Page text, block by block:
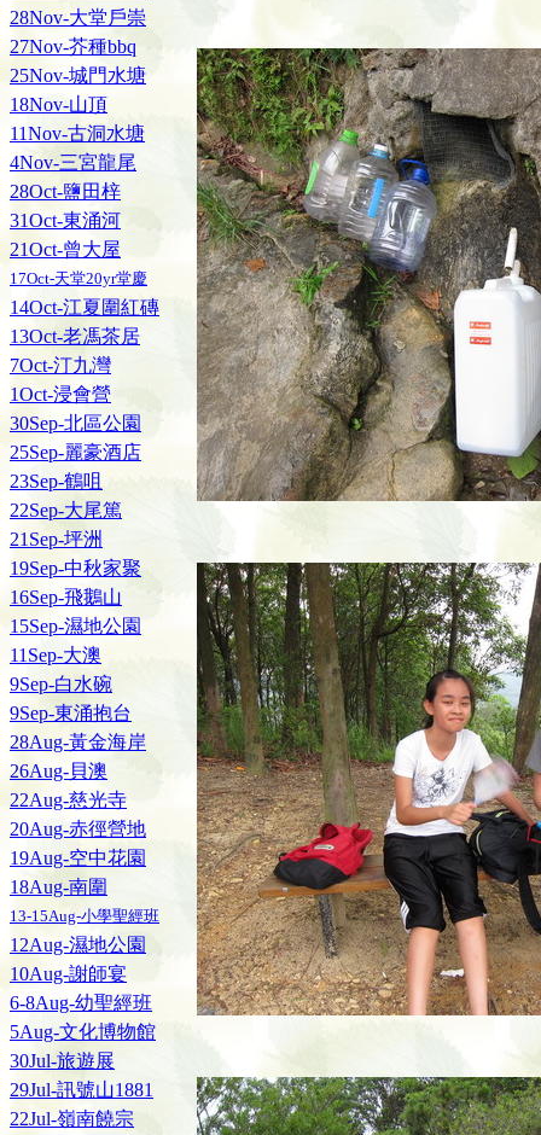
28Nov-大堂戶崇
27Nov-芥種bbq
25Nov-城門水塘
18Nov-山頂
11Nov-古洞水塘
4Nov-三宮龍尾
28Oct-鹽田梓
31Oct-東涌河
21Oct-曾大屋
17Oct-天堂20yr堂慶
14Oct-江夏圍紅磚
13Oct-老馮茶居
7Oct-汀九灣
1Oct-浸會營
30Sep-北區公園
25Sep-麗豪酒店
23Sep-鶴咀
22Sep-大尾篤
21Sep-坪洲
19Sep-中秋家聚
16Sep-飛鵝山
15Sep-濕地公園
11Sep-大澳
9Sep-白水碗
9Sep-東涌抱台
28Aug-黃金海岸
26Aug-貝澳
22Aug-慈光寺
20Aug-赤徑營地
19Aug-空中花園
18Aug-南圍
13-15Aug-小學聖經班
12Aug-濕地公園
10Aug-謝師宴
6-8Aug-幼聖經班
5Aug-文化博物館
30Jul-旅遊展
29Jul-訊號山1881
22Jul-嶺南饒宗